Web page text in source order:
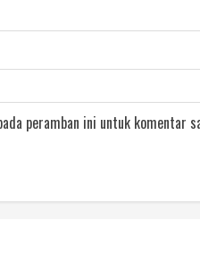
peramban ini untuk komentar